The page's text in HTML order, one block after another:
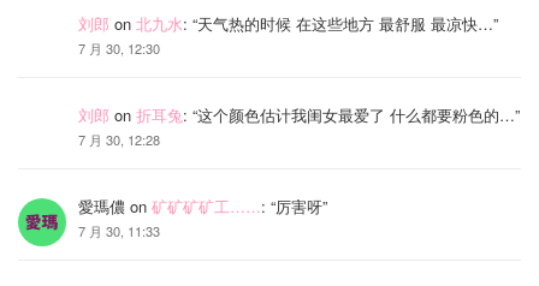
刘郎 on 北九水: “天气热的时候 在这些地方 最舒服 最凉快…”
7 月 30, 12:30
刘郎 on 折耳兔: “这个颜色估计我闺女最爱了 什么都要粉色的…”
7 月 30, 12:28
愛瑪儂 on 矿矿矿矿工……: “厉害呀”
7 月 30, 11:33